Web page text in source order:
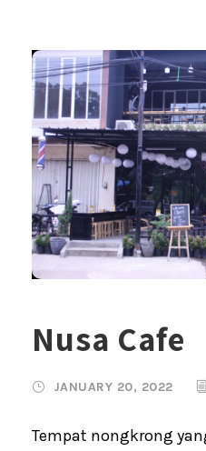
Nusa Cafe
JANUARY 20, 2022
Tempat nongkrong